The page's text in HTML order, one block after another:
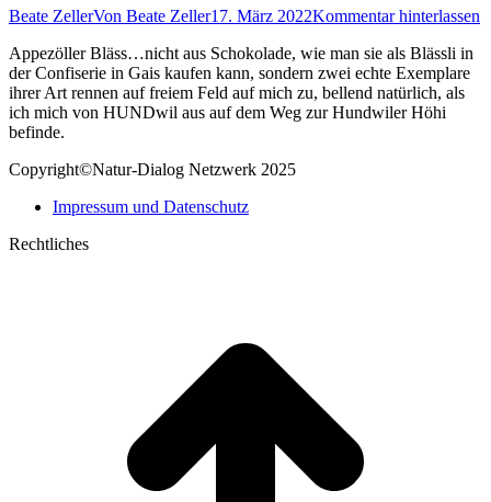
Beate ZellerVon Beate Zeller17. März 2022Kommentar hinterlassen
Appezöller Bläss…nicht aus Schokolade, wie man sie als Blässli in
der Confiserie in Gais kaufen kann, sondern zwei echte Exemplare
ihrer Art rennen auf freiem Feld auf mich zu, bellend natürlich, als
ich mich von HUNDwil aus auf dem Weg zur Hundwiler Höhi
befinde.
Copyright©Natur-Dialog Netzwerk 2025
Impressum und Datenschutz
Rechtliches